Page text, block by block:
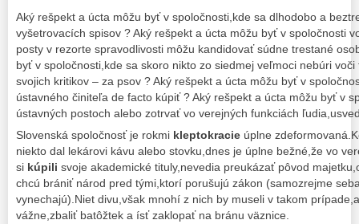
Aký rešpekt a úcta môžu byť v spoločnosti,kde sa dlhodobo a
vyšetrovacích spisov ? Aký rešpekt a úcta môžu byť v spoločnosti
posty v rezorte spravodlivosti môžu kandidovať súdne trestané
byť v spoločnosti,kde sa skoro nikto zo siedmej veľmoci nebúri
svojich kritikov – za psov ? Aký rešpekt a úcta môžu byť v
ústavného činiteľa de facto kúpiť ? Aký rešpekt a úcta môžu byť v
ústavných postoch alebo zotrvať vo verejných funkciách
Slovenská spoločnosť je rokmi kleptokracie úplne
niekto dal lekárovi kávu alebo stovku,dnes je úplne bežné,že vo
si kúpili svoje akademické tituly,nevedia preukázať pôvod
chcú brániť národ pred tými,ktorí porušujú zákon (samozrejme
vynechajú).Niet divu,však mnohí z nich by museli v takom
vážne,zbaliť batôžtek a ísť zaklopať na bránu väznice.